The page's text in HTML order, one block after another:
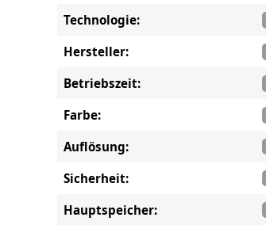
Technologie:
Hersteller:
Betriebszeit:
Farbe:
Auflösung:
Sicherheit:
Hauptspeicher: